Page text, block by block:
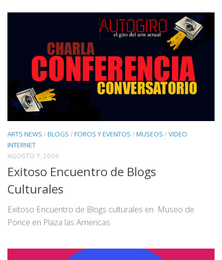
ARTS NEWS /BLOGS /FOROS Y EVENTOS /MUSEOS /VIDEO
INTERNET
AGOSTO 7, 2009
Exitoso Encuentro de Blogs
Culturales
Exitoso Encuentro de Blogs culturales en Museo de
Ponce en Plaza las Americas.